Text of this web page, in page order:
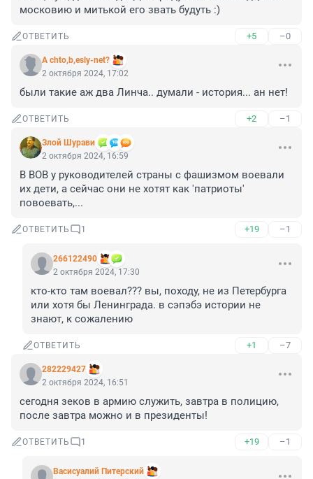
московию и митькой его звать будуть :)
ОТВЕТИТЬ +5 –0
A chto,b,esly-net?
2 октября 2024, 17:02
были такие аж два Линча.. думали - история... ан нет!
ОТВЕТИТЬ +2 –1
Злой Шурави
2 октября 2024, 16:59
В ВОВ у руководителей страны с фашизмом воевали
их дети, а сейчас они не хотят как 'патриоты'
повоевать,...
ОТВЕТИТЬ 1 +19 –1
266122490
2 октября 2024, 17:30
кто-кто там воевал??? вы, походу, не из Петербурга
или хотя бы Ленинграда. в сэпэбэ истории не
знают, к сожалению
ОТВЕТИТЬ +1 –7
282229427
2 октября 2024, 16:51
сегодня зеков в армию служить, завтра в полицию,
после завтра можно и в президенты!
ОТВЕТИТЬ 1 +19 –1
Васисуалий Питерский